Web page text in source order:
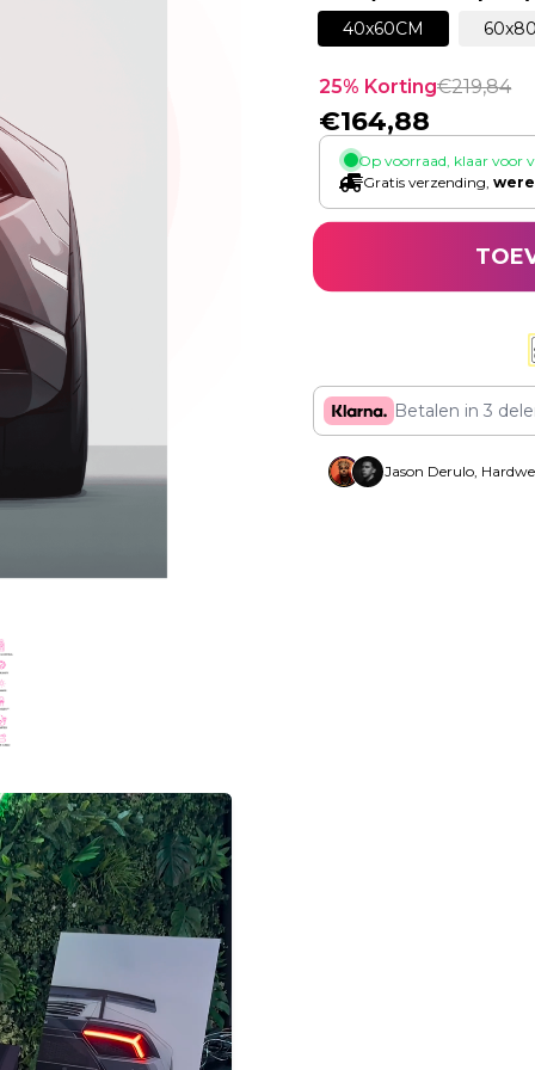
40x60CM
25% Korting€219,84
€164,88
Op voorraad, klaar voor
Gratis verzending,
Betalen in 3
Jason Derulo,